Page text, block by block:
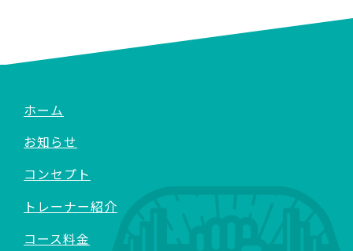
ホーム
お知らせ
コンセプト
トレーナー紹介
コース料金